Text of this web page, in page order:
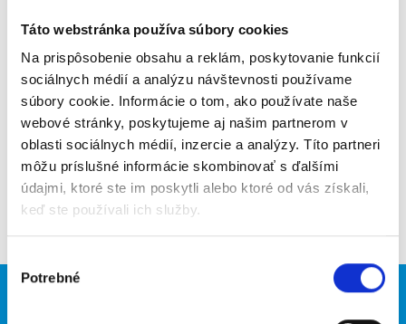
Táto webstránka používa súbory cookies
Na prispôsobenie obsahu a reklám, poskytovanie funkcií
sociálnych médií a analýzu návštevnosti používame
súbory cookie. Informácie o tom, ako používate naše
webové stránky, poskytujeme aj našim partnerom v
oblasti sociálnych médií, inzercie a analýzy. Títo partneri
môžu príslušné informácie skombinovať s ďalšími
údajmi, ktoré ste im poskytli alebo ktoré od vás získali,
keď ste používali ich služby.
súhlasu
Potrebné
Upozorniť na inzerát
Pridať do obľúbených
Späť